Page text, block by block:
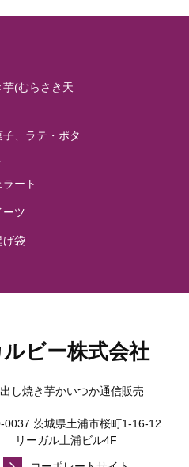
芋(むらさき天
子、ラテ・ポタ
ラート
ーツ
げ袋
ルビー株式会社
し焼き芋かいつか通信販売
0037 茨城県土浦市桜町1-16-12
リーガル土浦ビル4F